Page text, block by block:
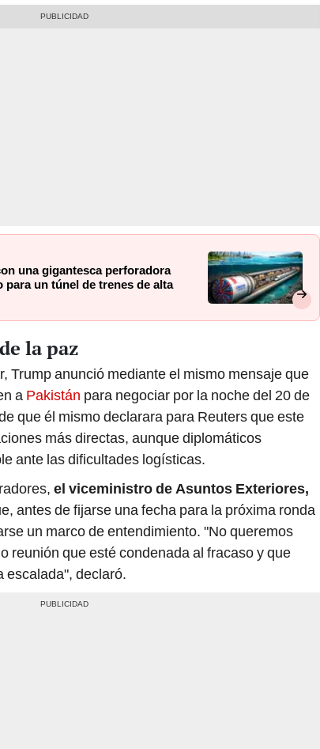
una gigantesca perforadora
para un túnel de trenes de alta
la paz
Trump anunció mediante el mismo mensaje que
a Pakistán para negociar por la noche del 20 de
que él mismo declarara para Reuters que este
más directas, aunque diplomáticos
ante las dificultades logísticas.
el viceministro de Asuntos Exteriores,
antes de fijarse una fecha para la próxima ronda
un marco de entendimiento. "No queremos
reunión que esté condenada al fracaso y que
escalada", declaró.